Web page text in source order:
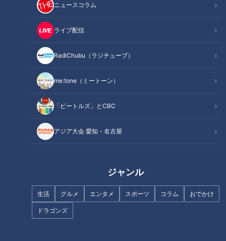
ニュースコラム
ライブ配信
RadiChubu（ラジチューブ）
me:tone（ミートーン）
「ビートルズ」とCBC
アジア大会 愛知・名古屋
ジャンル
生活 グルメ エンタメ スポーツ コラム おでかけ
ドラゴンズ
街中でのいちご狩り？敏腕広報
の仕掛けに密着
健康のカギ「腸」の知識を総チ
ェック！
【仕事の日】柳沢アナが自撮り
名古屋駅エリアに集結！全国の